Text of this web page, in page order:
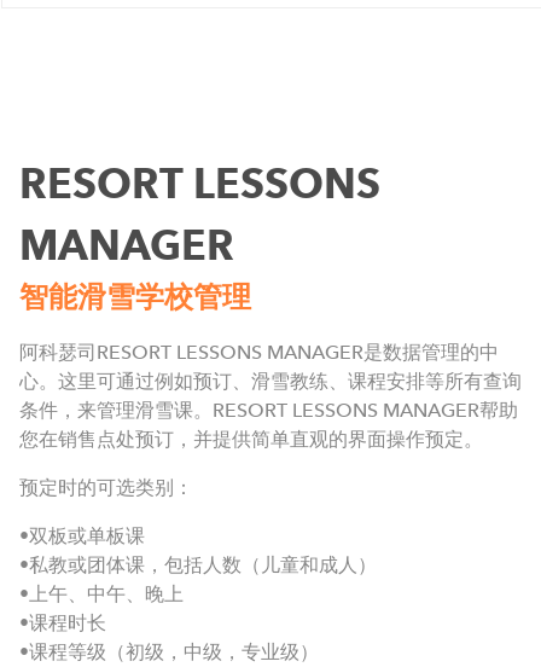
RESORT LESSONS
MANAGER
智能滑雪学校管理
阿科瑟司RESORT LESSONS MANAGER是数据管理的中
心。这里可通过例如预订、滑雪教练、课程安排等所有查询
条件，来管理滑雪课。RESORT LESSONS MANAGER帮助
您在销售点处预订，并提供简单直观的界面操作预定。
预定时的可选类别：
•双板或单板课
•私教或团体课，包括人数（儿童和成人）
•上午、中午、晚上
•课程时长
•课程等级（初级，中级，专业级）